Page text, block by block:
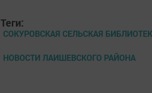
Теги:
СОКУРОВСКАЯ СЕЛЬСКАЯ
НОВОСТИ ЛАИШЕВСКОГО РАЙОНА